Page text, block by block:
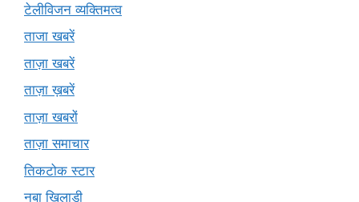
टेलीविजन व्यक्तिमत्व
ताजा खबरें
ताज़ा खबरें
ताज़ा ख़बरें
ताज़ा खबरों
ताज़ा समाचार
तिकटोक स्टार
नबा खिलाड़ी